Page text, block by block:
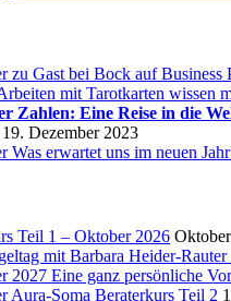
mit Tarotkarten wissen
Zahlen: Eine Reise in die
19. Dezember 2023
Was erwartet uns im neuen
Teil 1 – Oktober 2026
mit Barbara Heider-Rauter
2027 Eine ganz persönliche
Aura-Soma Beraterkurs Teil 2